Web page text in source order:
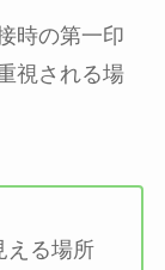
時の第一印
視される場
える場所